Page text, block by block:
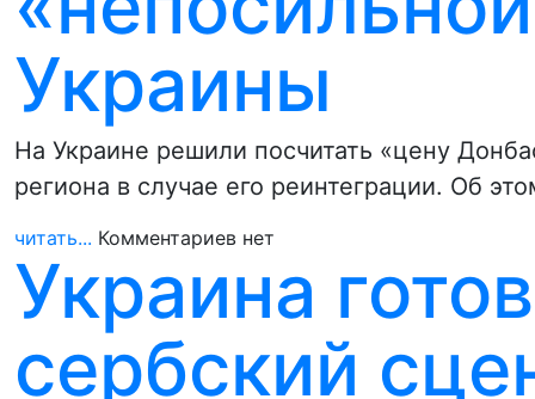
Украины
На Украине решили посчитать «цену
региона в случае его реинтеграции. Об
читать... Комментариев нет
Украина
сербский